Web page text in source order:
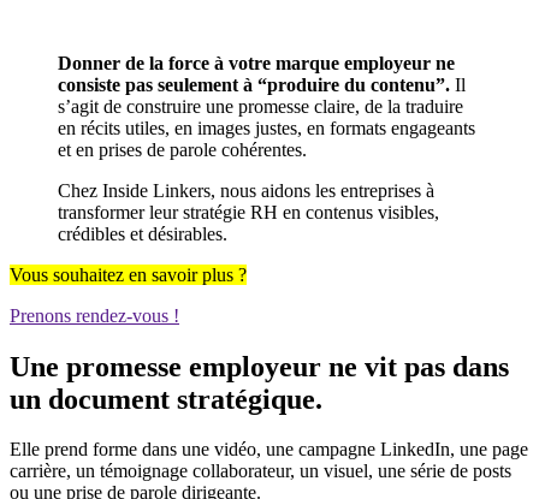
Donner de la force à votre marque employeur ne
consiste pas seulement à “produire du contenu”. Il
s’agit de construire une promesse claire, de la traduire
en récits utiles, en images justes, en formats engageants
et en prises de parole cohérentes.
Chez Inside Linkers, nous aidons les entreprises à
transformer leur stratégie RH en contenus visibles,
crédibles et désirables.
Vous souhaitez en savoir plus ?
Prenons rendez-vous !
Une promesse employeur ne vit pas dans
un document stratégique.
Elle prend forme dans une vidéo, une campagne LinkedIn, une page
carrière, un témoignage collaborateur, un visuel, une série de posts
ou une prise de parole dirigeante.